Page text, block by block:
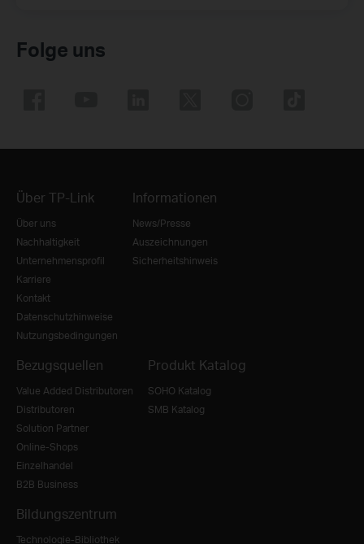
Folge uns
Über TP-Link
Über uns
Nachhaltigkeit
Unternehmensprofil
Karriere
Kontakt
Datenschutzhinweise
Nutzungsbedingungen
Informationen
News/Presse
Auszeichnungen
Sicherheitshinweis
Bezugsquellen
Value Added Distributoren
Distributoren
Solution Partner
Online-Shops
Einzelhandel
B2B Business
Produkt Katalog
SOHO Katalog
SMB Katalog
Bildungszentrum
Technologie-Bibliothek